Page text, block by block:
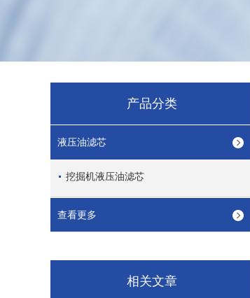
产品分类
液压油滤芯
挖掘机液压油滤芯
查看更多
相关文章